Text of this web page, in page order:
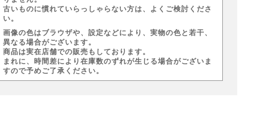
古いものに慣れていらっしゃらない方は、よくご検討くださ
い。
画像の色はブラウザや、設定などにより、実物の色と若干、
異なる場合がございます。
商品は実在店舗での販売もしております。
まれに、時間差により在庫数のずれが生じる場合がございま
すので予めご了承ください。